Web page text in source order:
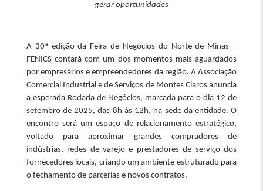
gerar oportunidades
A 30ª edição da Feira de Negócios do Norte de Minas –
FENICS contará com um dos momentos mais aguardados
por empresários e empreendedores da região. A Associação
Comercial Industrial e de Serviços de Montes Claros anuncia
a esperada Rodada de Negócios, marcada para o dia 12 de
setembro de 2025, das 8h às 12h, na sede da entidade. O
encontro será um espaço de relacionamento estratégico,
voltado para aproximar grandes compradores de
indústrias, redes de varejo e prestadores de serviço dos
fornecedores locais, criando um ambiente estruturado para
o fechamento de parcerias e novos contratos.